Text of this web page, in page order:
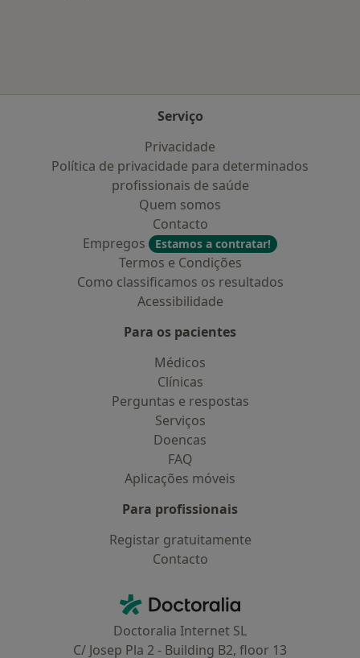
Serviço
Privacidade
Política de privacidade para determinados
profissionais de saúde
Quem somos
Contacto
Empregos
Estamos a contratar!
Termos e Condições
Como classificamos os resultados
Acessibilidade
Para os pacientes
Médicos
Clínicas
Perguntas e respostas
Serviços
Doencas
FAQ
Aplicações móveis
Para profissionais
Registar gratuitamente
Contacto
Doctoralia - Homepage
Doctoralia Internet SL
C/ Josep Pla 2 - Building B2, floor 13